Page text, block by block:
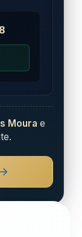
Moura e